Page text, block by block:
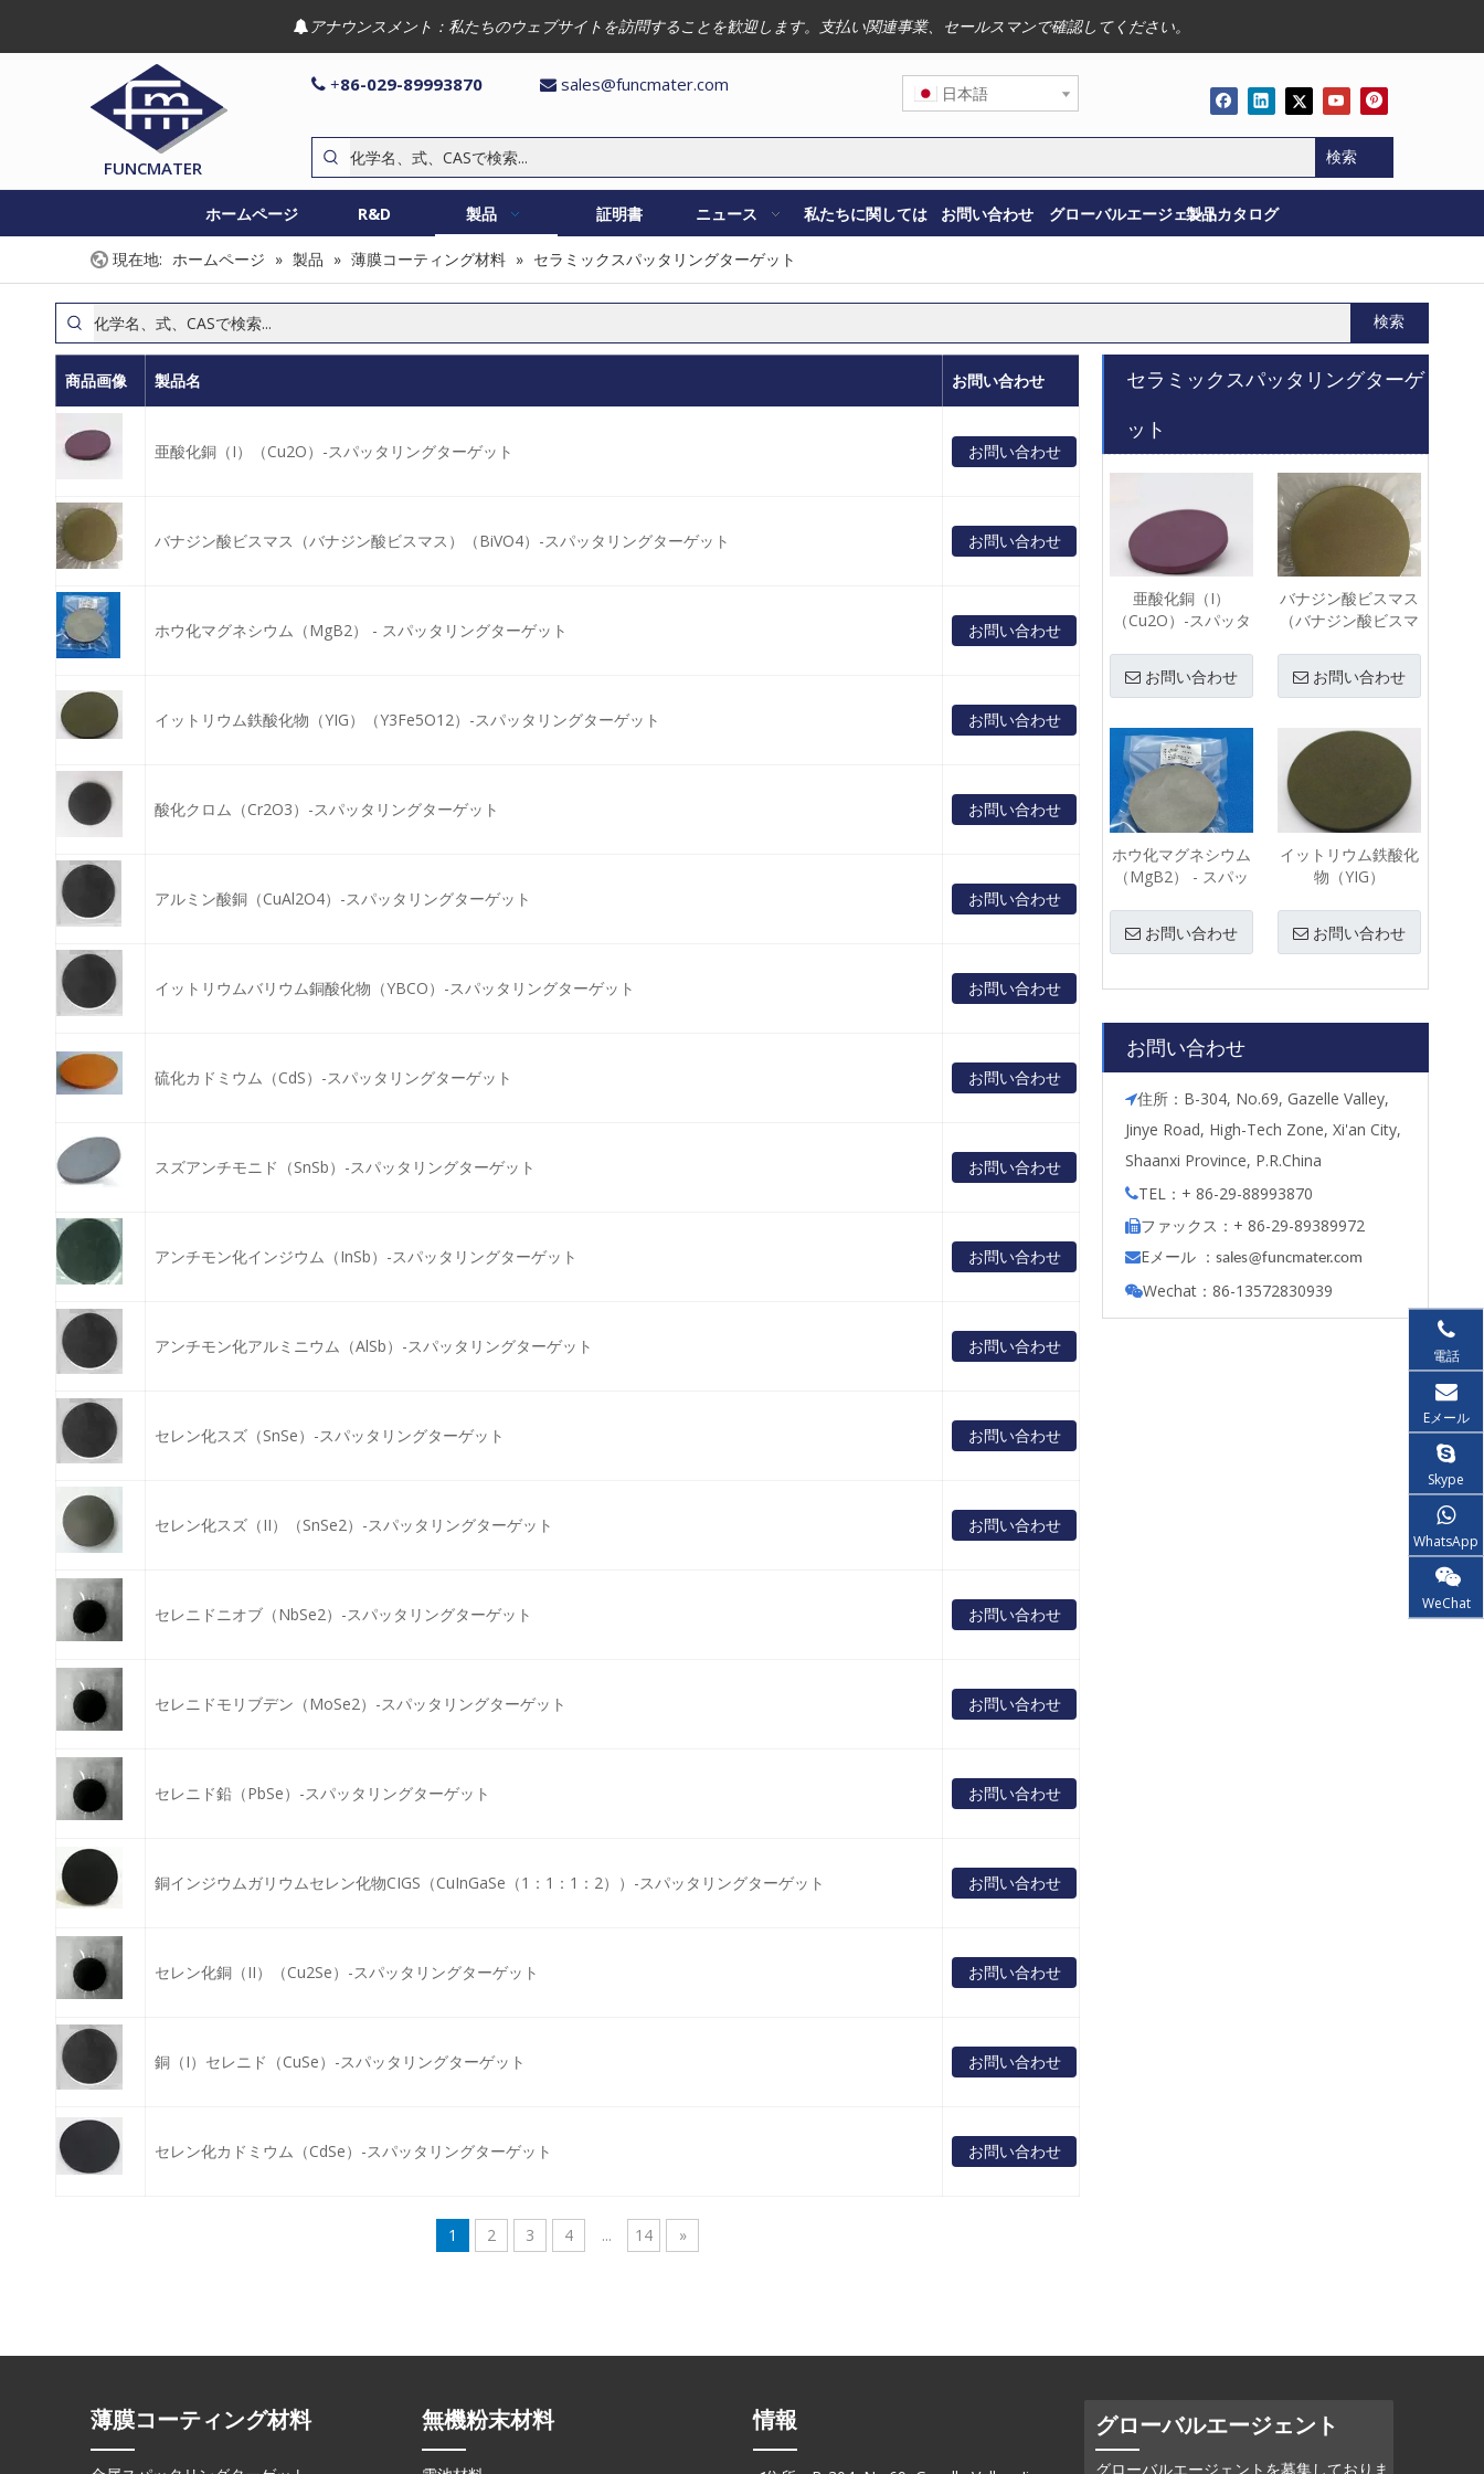
 アナウンスメント：私たちのウェブサイトを訪問することを歓迎します。支払い関連事業、セールスマンで確認してください。
FUNCMATER
 +86-029-89993870  sales@funcmater.com 日本語
検索
ホームページ R&D 製品 証明書 ニュース 私たちに関しては お問い合わせ グローバルエージェント製品カタログ
現在地: ホームページ » 製品 » 薄膜コーティング材料 » セラミックスパッタリングターゲット
検索
商品画像 製品名 お問い合わせ
亜酸化銅（I）（Cu2O）-スパッタリングターゲット お問い合わせ
バナジン酸ビスマス（バナジン酸ビスマス）（BiVO4）-スパッタリングターゲット お問い合わせ
ホウ化マグネシウム（MgB2） - スパッタリングターゲット お問い合わせ
イットリウム鉄酸化物（YIG）（Y3Fe5O12）-スパッタリングターゲット お問い合わせ
酸化クロム（Cr2O3）-スパッタリングターゲット お問い合わせ
アルミン酸銅（CuAl2O4）-スパッタリングターゲット お問い合わせ
イットリウムバリウム銅酸化物（YBCO）-スパッタリングターゲット お問い合わせ
硫化カドミウム（CdS）-スパッタリングターゲット お問い合わせ
スズアンチモニド（SnSb）-スパッタリングターゲット お問い合わせ
アンチモン化インジウム（InSb）-スパッタリングターゲット お問い合わせ
アンチモン化アルミニウム（AlSb）-スパッタリングターゲット お問い合わせ
セレン化スズ（SnSe）-スパッタリングターゲット お問い合わせ
セレン化スズ（II）（SnSe2）-スパッタリングターゲット お問い合わせ
セレニドニオブ（NbSe2）-スパッタリングターゲット お問い合わせ
セレニドモリブデン（MoSe2）-スパッタリングターゲット お問い合わせ
セレニド鉛（PbSe）-スパッタリングターゲット お問い合わせ
銅インジウムガリウムセレン化物CIGS（CuInGaSe（1：1：1：2））-スパッタリングターゲット お問い合わせ
セレン化銅（II）（Cu2Se）-スパッタリングターゲット お問い合わせ
銅（I）セレニド（CuSe）-スパッタリングターゲット お問い合わせ
セレン化カドミウム（CdSe）-スパッタリングターゲット お問い合わせ
1 2 3 4 ... 14 »
セラミックスパッタリングターゲ
ット
亜酸化銅（I）
（Cu2O）-スパッタ
お問い合わせ
バナジン酸ビスマス
（バナジン酸ビスマ
ッタリングターゲッ
ト
お問い合わせ
ホウ化マグネシウム
（MgB2） - スパッ
お問い合わせ
イットリウム鉄酸化
物（YIG）
ト
お問い合わせ
お問い合わせ
住所：B-304, No.69, Gazelle Valley,
Jinye Road, High-Tech Zone, Xi'an City,
Shaanxi Province, P.R.China
TEL：+ 86-29-88993870
ファックス：+ 86-29-89389972
Eメール ： sales@funcmater.com
Wechat：86-13572830939
薄膜コーティング材料
電話
Eメール
Skype
WhatsApp
WeChat
無機粉末材料 情報 グローバルエージェント
グローバルエージェントを募集しておりま